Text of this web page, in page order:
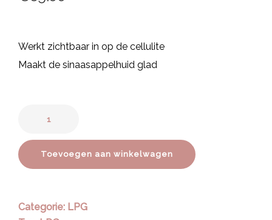
Werkt zichtbaar in op de cellulite
Maakt de sinaasappelhuid glad
Toevoegen aan winkelwagen
Categorie: LPG